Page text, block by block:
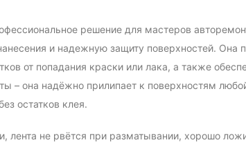
решение для мастеров
и надежную защиту поверхностей. Она
от попадания краски или лака, а также
– она надёжно прилипает к поверхностям
остатков клея.
лента не рвётся при разматывании, хорошо